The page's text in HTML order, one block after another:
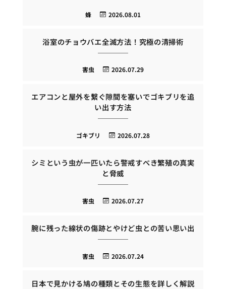
2026.08.01
蜂
浴室のチョウバエ全滅方法！究極の清掃術
2026.07.29
害虫
エアコンと屋外を繋ぐ隙間を塞いでゴキブリを追
い出す方法
2026.07.28
ゴキブリ
シミという虫が一匹いたら警戒すべき繁殖の真実
と脅威
2026.07.27
害虫
腕に残った線状の傷跡とやけど虫との苦い思い出
2026.07.24
害虫
日本で見かける鳩の種類とその生態を詳しく解説